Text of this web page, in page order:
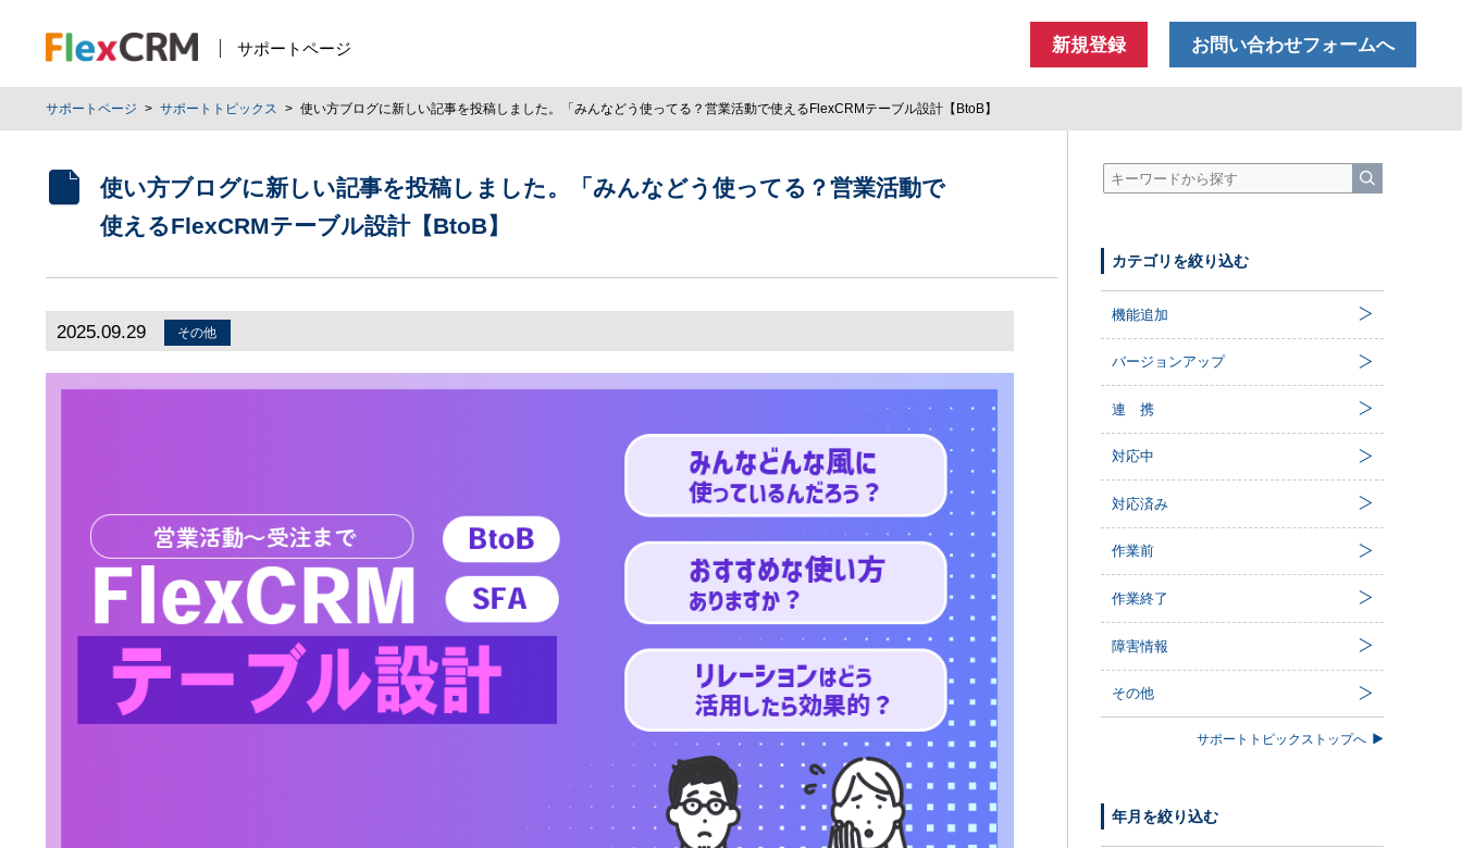
サポートページ 新規登録 お問い合わせフォームへ
サポートページ サポートトピックス 使い方ブログに新しい記事を投稿しました。「みんなどう使ってる？営業活動で使えるFlexCRMテーブル設計【BtoB】
使い方ブログに新しい記事を投稿しました。「みんなどう使ってる？営業活動で
使えるFlexCRMテーブル設計【BtoB】
2025.09.29 その他
カテゴリを絞り込む
機能追加
バージョンアップ
連 携
対応中
対応済み
作業前
作業終了
障害情報
その他
サポートトピックストップへ
年月を絞り込む